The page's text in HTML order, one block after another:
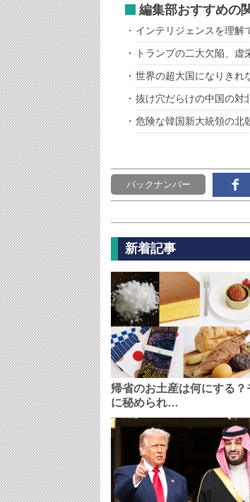
編集部おすすめの
インテリジェンスを理解
トランプの二大欠陥、虚
世界の超大国になりきれ
抜け穴だらけの中国の対
危険な韓国新大統領の北
バックナンバー
新着記事
帰省のお土産は何にする？
に秘められ…